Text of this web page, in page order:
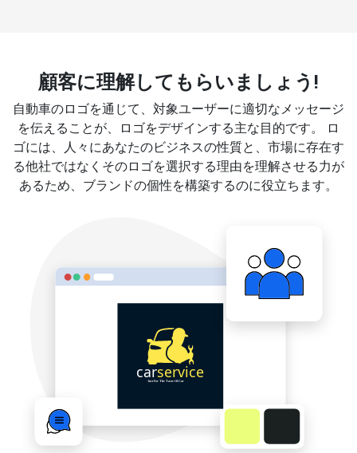
顧客に理解してもらいましょう!
自動車のロゴを通じて、対象ユーザーに適切なメッセージ
を伝えることが、ロゴをデザインする主な目的です。 ロ
ゴには、人々にあなたのビジネスの性質と、市場に存在す
る他社ではなくそのロゴを選択する理由を理解させる力が
あるため、ブランドの個性を構築するのに役立ちます。